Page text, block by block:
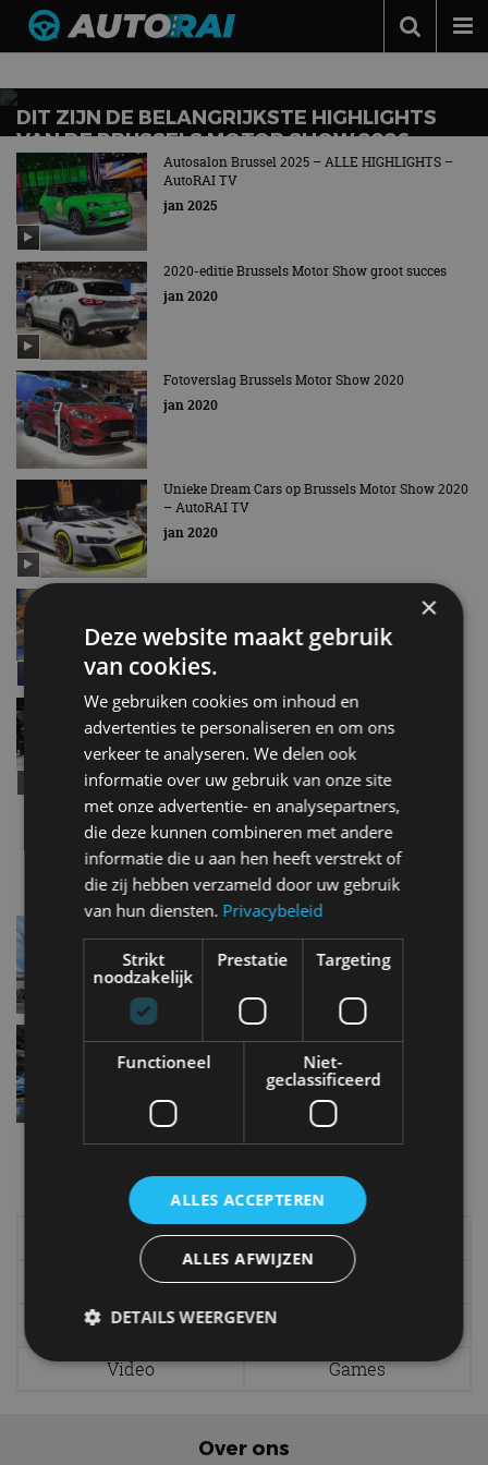
Podcast
Autotests
Automerken
Adverteren
Contact
MotorRAI.nl
Nieuws overautosalon brussel
DIT ZIJN DE BELANGRIJKSTE HIGHLIGHTS
VAN DE BRUSSELS MOTOR SHOW 2026
Autosalon Brussel 2025 – ALLE HIGHLIGHTS –
AutoRAI TV
jan 2025
2020-editie Brussels Motor Show groot succes
jan 2020
Fotoverslag Brussels Motor Show 2020
jan 2020
Unieke Dream Cars op Brussels Motor Show 2020
– AutoRAI TV
jan 2020
Brussels Motor Show 2020: Alle highlights! –
jan 2020
Autosalon Brussel 2018 groot succes, ondanks
minder bezoekers
jan 2018
Bezoekersrecord AutoSalon Brussel 2017
jan 2017
10 redenen om het Autosalon van Brussel te
bezoeken
jan 2016
jan 2014
Alle categorieën van AutoRAI.nl
Elektrisch
Autotests
Interview
Column
Gadgets
Video
Games
Over ons
×
Deze website maakt gebruik
van cookies.
We gebruiken cookies om inhoud en
advertenties te personaliseren en om ons
verkeer te analyseren. We delen ook
informatie over uw gebruik van onze site
met onze advertentie- en analysepartners,
die deze kunnen combineren met andere
informatie die u aan hen heeft verstrekt of
die zij hebben verzameld door uw gebruik
van hun diensten. Privacybeleid
Strikt
noodzakelijk
Prestatie Targeting
Functioneel
Niet-
geclassificeerd
ALLES ACCEPTEREN
ALLES AFWIJZEN
DETAILS WEERGEVEN